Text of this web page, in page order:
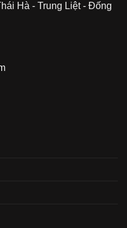
Hà - Trung Liệt - Đống